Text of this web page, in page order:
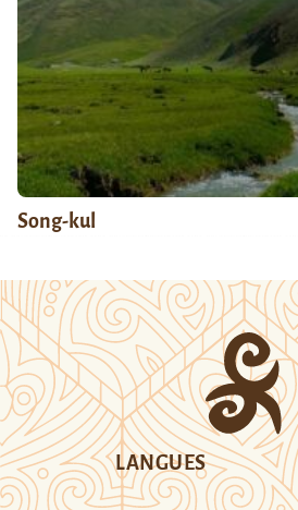
Song-kul
LANGUES